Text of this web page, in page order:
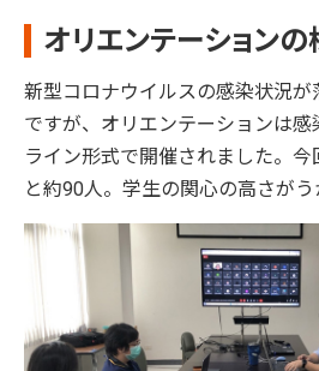
オリエンテーション
新型コロナウイルスの感染状況が
ですが、オリエンテーションは
ライン形式で開催されました。
と約90人。学生の関心の高さがう